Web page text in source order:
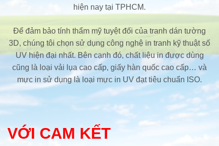
hiện nay tại TPHCM.
Để đảm bảo tính thẩm mỹ tuyệt đối của tranh dán tường
3D, chúng tôi chọn sử dụng công nghệ in tranh kỹ thuật số
UV hiện đại nhất. Bên cạnh đó, chất liệu in được dùng
cũng là loại vải lụa cao cấp, giấy hàn quốc cao cấp… và
mực in sử dụng là loại mực in UV đạt tiêu chuẩn ISO.
VỚI CAM KẾT